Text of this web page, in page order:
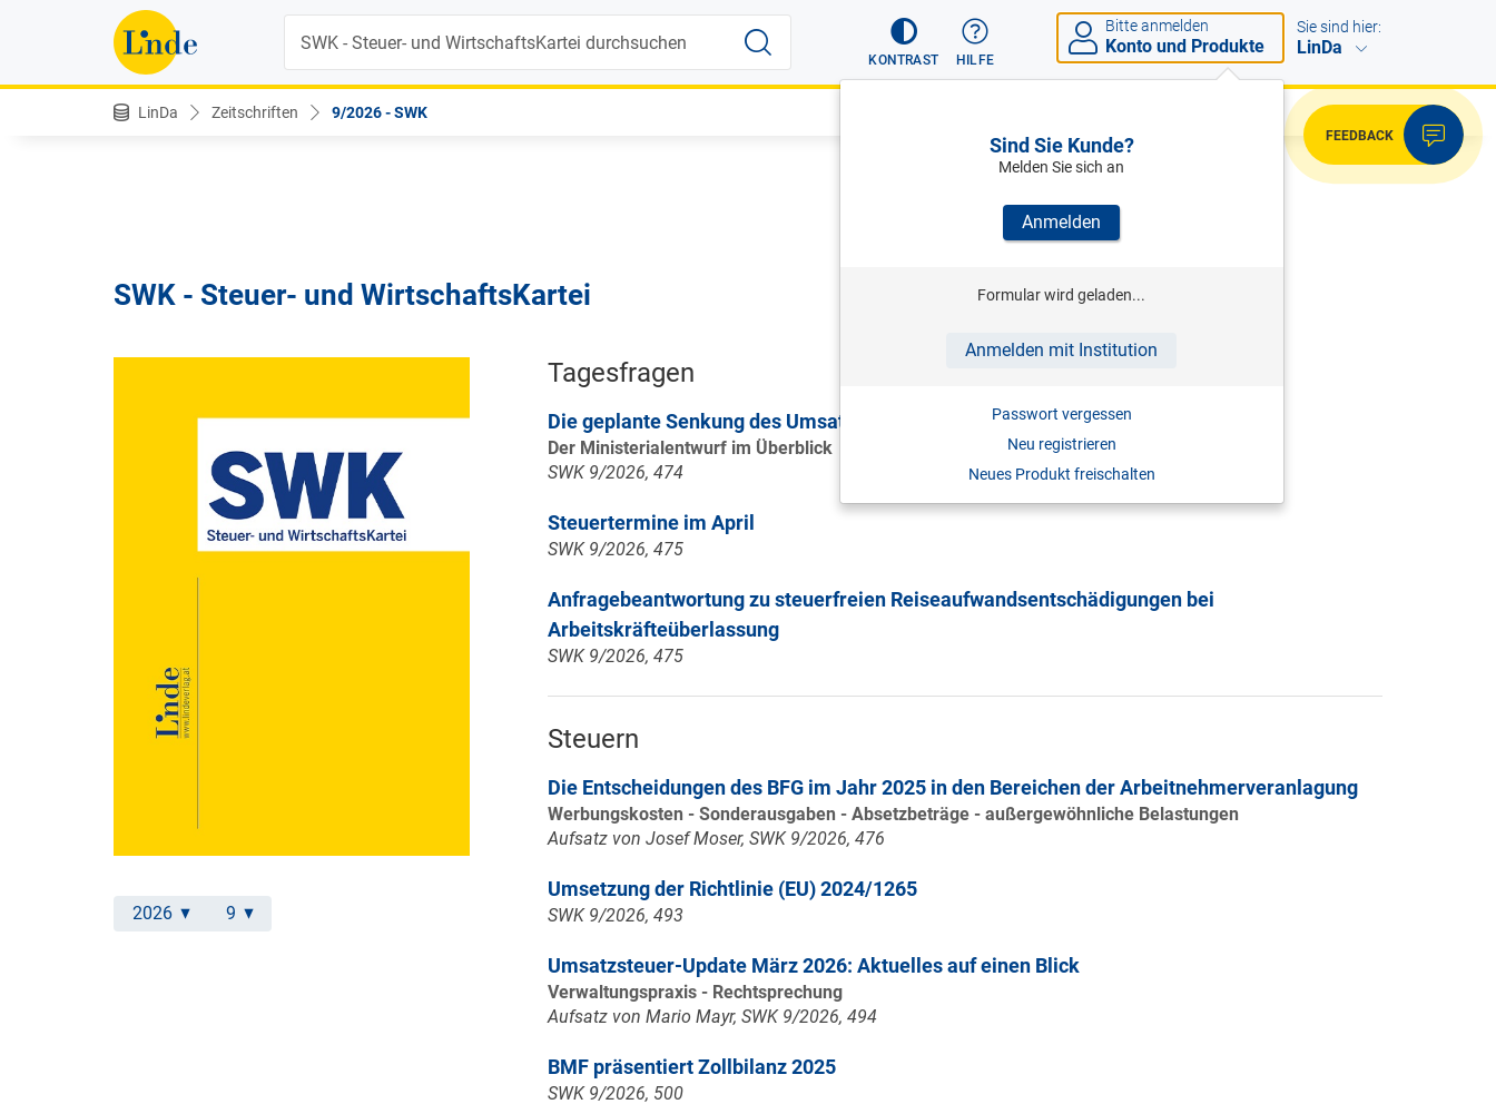
KONTRAST HILFE
Bitte anmelden
Konto und Produkte
Sind Sie Kunde?
Melden Sie sich an
Anmelden
Formular wird geladen...
Anmelden mit Institution
Passwort vergessen
Neu registrieren
Neues Produkt freischalten
Sie sind hier:
LinDa
LinDa Zeitschriften 9/2026 - SWK
FEEDBACK
SWK - Steuer- und WirtschaftsKartei
2026 9
Tagesfragen
Die geplante Senkung des Umsatzsteuersatzes für ausgewählte Nahrungsmittel
Der Ministerialentwurf im Überblick
SWK 9/2026, 474
Steuertermine im April
SWK 9/2026, 475
Anfragebeantwortung zu steuerfreien Reiseaufwandsentschädigungen bei
Arbeitskräfteüberlassung
SWK 9/2026, 475
Steuern
Die Entscheidungen des BFG im Jahr 2025 in den Bereichen der Arbeitnehmerveranlagung
Werbungskosten - Sonderausgaben - Absetzbeträge - außergewöhnliche Belastungen
Aufsatz von Josef Moser, SWK 9/2026, 476
Umsetzung der Richtlinie (EU) 2024/1265
SWK 9/2026, 493
Umsatzsteuer-Update März 2026: Aktuelles auf einen Blick
Verwaltungspraxis - Rechtsprechung
Aufsatz von Mario Mayr, SWK 9/2026, 494
BMF präsentiert Zollbilanz 2025
SWK 9/2026, 500